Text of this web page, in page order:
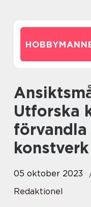
Ansiktsmålning barn:
Utforska
konstverk
05 oktober 2023
Redaktionel